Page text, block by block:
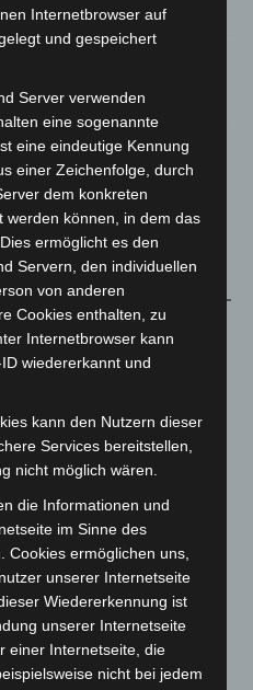
starten beim
über A7 – Polizei sucht
3.252
1.889
1.272
Internetbrowser auf
und gespeichert
Server verwenden
eine sogenannte
eine eindeutige Kennung
einer Zeichenfolge, durch
dem konkreten
werden können, in dem das
ermöglicht es den
Servern, den individuellen
von anderen
Cookies enthalten, zu
Internetbrowser kann
wiedererkannt und
kann den Nutzern dieser
Services bereitstellen,
nicht möglich wären.
die Informationen und
im Sinne des
Cookies ermöglichen uns,
unserer Internetseite
Wiedererkennung ist
unserer Internetseite
einer Internetseite, die
nicht bei jedem